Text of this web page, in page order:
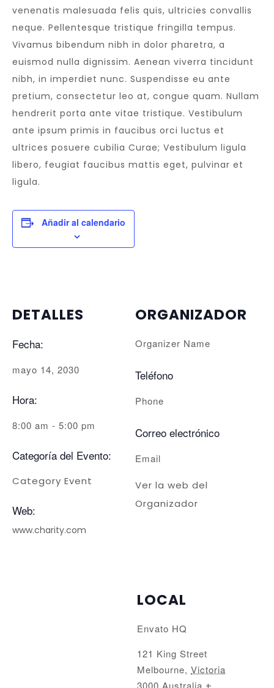
venenatis malesuada felis quis, ultricies convallis
neque. Pellentesque tristique fringilla tempus.
Vivamus bibendum nibh in dolor pharetra, a
euismod nulla dignissim. Aenean viverra tincidunt
nibh, in imperdiet nunc. Suspendisse eu ante
pretium, consectetur leo at, congue quam. Nullam
hendrerit porta ante vitae tristique. Vestibulum
ante ipsum primis in faucibus orci luctus et
ultrices posuere cubilia Curae; Vestibulum ligula
libero, feugiat faucibus mattis eget, pulvinar et
ligula.
Añadir al calendario
DETALLES
Fecha:
mayo 14, 2030
Hora:
8:00 am - 5:00 pm
Categoría del Evento:
Category Event
Web:
www.charity.com
ORGANIZADOR
Organizer Name
Teléfono
Phone
Correo electrónico
Email
Ver la web del
Organizador
LOCAL
Envato HQ
121 King Street
Melbourne, Victoria
3000 Australia